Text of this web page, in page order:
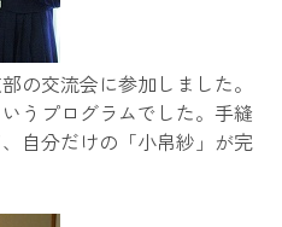
の交流会に参加しました。
うプログラムでした。手縫
自分だけの「小帛紗」が完